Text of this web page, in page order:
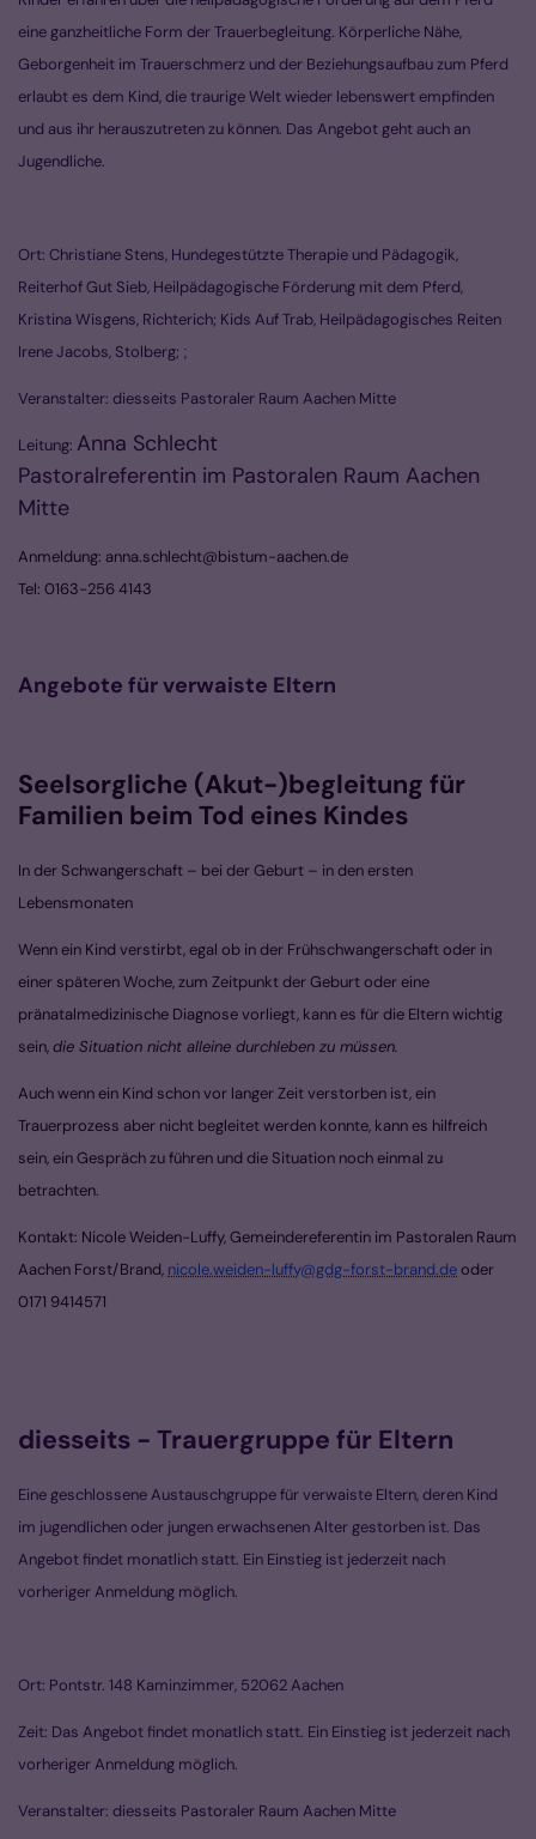
eine ganzheitliche Form der Trauerbegleitung. Körperliche Nähe,
Geborgenheit im Trauerschmerz und der Beziehungsaufbau zum Pferd
erlaubt es dem Kind, die traurige Welt wieder lebenswert empfinden
und aus ihr herauszutreten zu können. Das Angebot geht auch an
Jugendliche.
Ort: Christiane Stens, Hundegestützte Therapie und Pädagogik,
Reiterhof Gut Sieb, Heilpädagogische Förderung mit dem Pferd,
Kristina Wisgens, Richterich; Kids Auf Trab, Heilpädagogisches Reiten
Irene Jacobs, Stolberg; ;
Veranstalter: diesseits Pastoraler Raum Aachen Mitte
Leitung: Anna Schlecht
Pastoralreferentin im Pastoralen Raum Aachen
Mitte
Anmeldung: anna.schlecht@bistum-aachen.de
Tel: 0163-256 4143
Angebote für verwaiste Eltern
Seelsorgliche (Akut-)begleitung für
Familien beim Tod eines Kindes
In der Schwangerschaft – bei der Geburt – in den ersten
Lebensmonaten
Wenn ein Kind verstirbt, egal ob in der Frühschwangerschaft oder in
einer späteren Woche, zum Zeitpunkt der Geburt oder eine
pränatalmedizinische Diagnose vorliegt, kann es für die Eltern wichtig
sein,die Situation nicht alleine durchleben zu müssen.
Auch wenn ein Kind schon vor langer Zeit verstorben ist, ein
Trauerprozess aber nicht begleitet werden konnte, kann es hilfreich
sein, ein Gespräch zu führen und die Situation noch einmal zu
betrachten.
Kontakt: Nicole Weiden-Luffy, Gemeindereferentin im Pastoralen Raum
Aachen Forst/Brand, nicole.weiden-luffy@gdg-forst-brand.deoder
0171 9414571
diesseits - Trauergruppe für Eltern
Eine geschlossene Austauschgruppe für verwaiste Eltern, deren Kind
im jugendlichen oder jungen erwachsenen Alter gestorben ist. Das
Angebot findet monatlich statt. Ein Einstieg ist jederzeit nach
vorheriger Anmeldung möglich.
Ort: Pontstr. 148 Kaminzimmer, 52062 Aachen
Zeit: Das Angebot findet monatlich statt. Ein Einstieg ist jederzeit nach
vorheriger Anmeldung möglich.
Veranstalter: diesseits Pastoraler Raum Aachen Mitte